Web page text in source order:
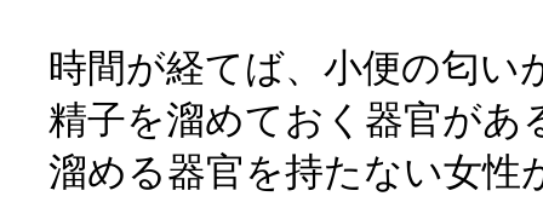
時間が経てば、小便の匂い
精子を溜めておく器官があ
溜める器官を持たない女性